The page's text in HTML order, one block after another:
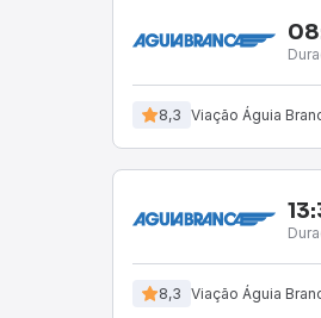
8,3 Viação Águia
8,3 Viação Águia